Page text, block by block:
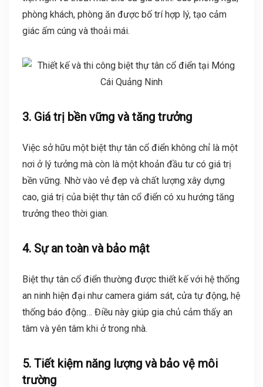
phòng khách, phòng ăn được bố trí hợp lý, tạo cảm
giác ấm cúng và thoải mái.
3. Giá trị bền vững và tăng trưởng
Việc sở hữu một biệt thự tân cổ điển không chỉ là một
nơi ở lý tưởng mà còn là một khoản đầu tư có giá trị
bền vững. Nhờ vào vẻ đẹp và chất lượng xây dựng
cao, giá trị của biệt thự tân cổ điển có xu hướng tăng
trưởng theo thời gian.
4. Sự an toàn và bảo mật
Biệt thự tân cổ điển thường được thiết kế với hệ thống
an ninh hiện đại như camera giám sát, cửa tự động, hệ
thống báo động… Điều này giúp gia chủ cảm thấy an
tâm và yên tâm khi ở trong nhà.
5. Tiết kiệm năng lượng và bảo vệ môi
trường